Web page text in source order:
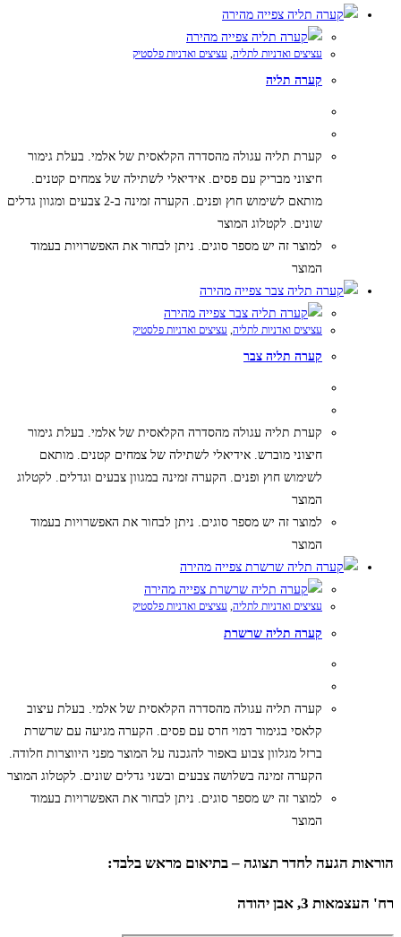
צפייה מהירה
צפייה מהירה
עציצים ואדניות לתליה עציצים ואדניות פלסטיק
קערה תליה
קערת תליה עגולה מהסדרה הקלאסית של אלמי. בעלת גימור
חיצוני מבריק עם פסים. אידיאלי לשתילה של צמחים קטנים.
מותאם לשימוש חוץ ופנים. הקערה זמינה ב-2 צבעים ומגוון גדלים
שונים. לקטלוג המוצר
למוצר זה יש מספר סוגים. ניתן לבחור את האפשרויות בעמוד
המוצר
צפייה מהירה
צפייה מהירה
עציצים ואדניות לתליה עציצים ואדניות פלסטיק
קערה תליה צבר
קערת תליה עגולה מהסדרה הקלאסית של אלמי. בעלת גימור
חיצוני מוברש. אידיאלי לשתילה של צמחים קטנים. מותאם
לשימוש חוץ ופנים. הקערה זמינה במגוון צבעים וגדלים. לקטלוג
המוצר
למוצר זה יש מספר סוגים. ניתן לבחור את האפשרויות בעמוד
המוצר
צפייה מהירה
צפייה מהירה
עציצים ואדניות לתליה, עציצים ואדניות פלסטיק
קערה תליה שרשרת
קערה תליה עגולה מהסדרה הקלאסית של אלמי. בעלת עיצוב
קלאסי בגימור דמוי חרס עם פסים. הקערה מגיעה עם שרשרת
ברזל מגלוון צבוע באפור להגכנה על המוצר מפני היווצרות חלודה.
הקערה זמינה בשלושה צבעים ובשני גדלים שונים. לקטלוג המוצר
למוצר זה יש מספר סוגים. ניתן לבחור את האפשרויות בעמוד
המוצר
הוראות הגעה לחדר תצוגה – בתיאום מראש בלבד:
רח' העצמאות 3, אבן יהודה